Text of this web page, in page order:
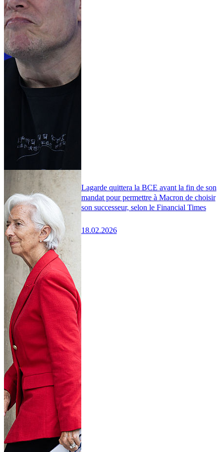
Lagarde quittera la BCE avant la fin de son
mandat pour permettre à Macron de choisir
son successeur, selon le Financial Times
18.02.2026